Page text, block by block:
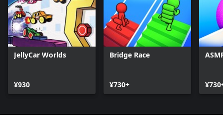
JellyCar Worlds
¥930
Bridge Race
¥730+